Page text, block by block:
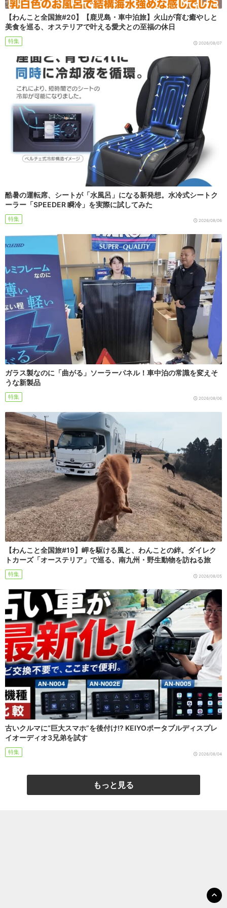
【わんこと全国旅#20】【鹿児島・車中泊旅】火山が育む癒やしと
美食を巡る、オステリアで叶える愛犬との至福の休日
特集 2026/08/07
酷暑の運転席、シートが「水風呂」になる新発想。水冷式シートク
ーラー「SPEEDER 瞬冷」を実際に試してみた
特集 2026/08/06
ガラス製なのに「曲がる」ソーラーパネル！車中泊の常識を変えそ
うな新製品
特集 2026/08/06
【わんこと全国旅#19】岬を駆ける風と、わんことの絆。ダイレク
トカーズ「オーステリア」で巡る、南九州・野生動物を訪ねる旅
特集 2026/08/05
古いクルマに“巨大スマホ”を後付け!? KEIYOポータブルディスプレ
イオーディオ3兄弟を試す
特集 2026/08/04
もっと見る